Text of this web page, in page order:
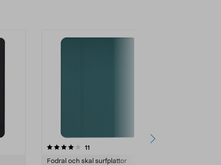
11
Fodral och skal surfplattor
4.0 av 5 stjärnor